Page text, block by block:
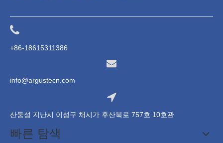
+86-18615311386
info@argustecn.com
산둥성 지난시 이성구 채시가 후산북로 757호 10호관
빠른 탐색